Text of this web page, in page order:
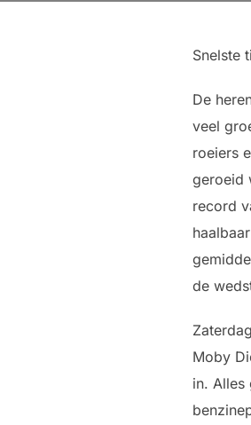
Snelste
De
veel
roeiers
geroeid
record
de
Moby
in. Alles